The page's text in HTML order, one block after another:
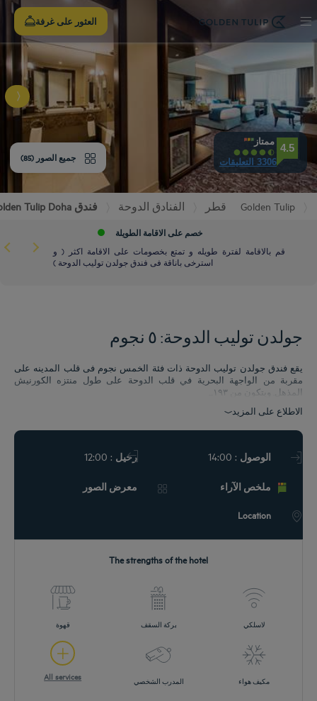
العثور على غرفة
سجل
الدخول
نوم
جميع الصور (85)
4.5
ممتاز
3306 التعليقات
Golden Tulip قطر الفنادق الدوحة فندق Golden Tulip Doha
خصم على الاقامة الطويلة
قم بالاقامة لفترة طويله و تمتع بخصومات على الاقامة اكثر ( و
استرخى باناقة فى فندق جولدن توليب الدوحة )
جولدن توليب الدوحة: ٥ نجوم
يقع فندق جولدن توليب الدوحة ذات فئة الخمس نجوم فى قلب المدينه على
مقربة من الواجهة البحرية في قلب الدوحة على طول منتزه الكورنيش
المذهل. ويتكون من ١٩٣...
الاطلاع على المزيد
الوصول : 14:00 رحيل : 12:00
ملخص الآراء معرض الصور
Location
The strengths of the hotel
لاسلكي بركة السقف قهوة
مكيف هواء المدرب الشخصي All services